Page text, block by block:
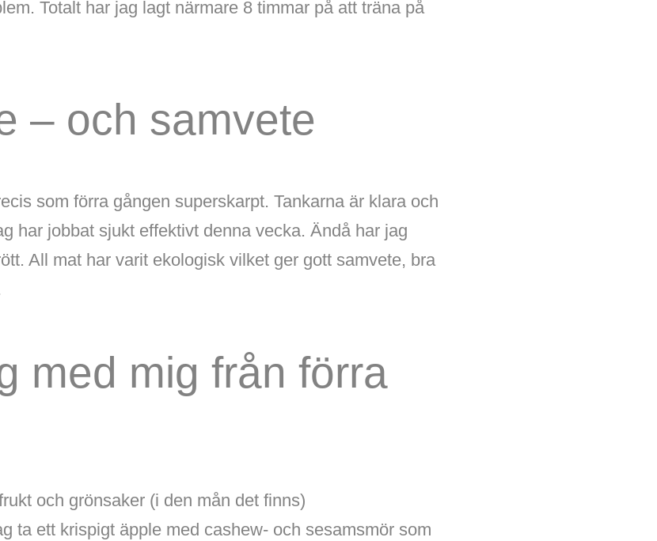
Totalt har jag lagt närmare 8 timmar på att träna på
– och samvete
som förra gången superskarpt. Tankarna är klara och
har jobbat sjukt effektivt denna vecka. Ändå har jag
All mat har varit ekologisk vilket ger gott samvete, bra
med mig från förra
och grönsaker (i den mån det finns)
ta ett krispigt äpple med cashew- och sesamsmör som